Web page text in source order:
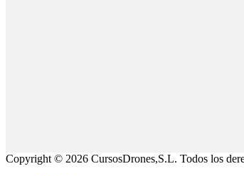
Copyright © 2026 CursosDrones,S.L. Todos los